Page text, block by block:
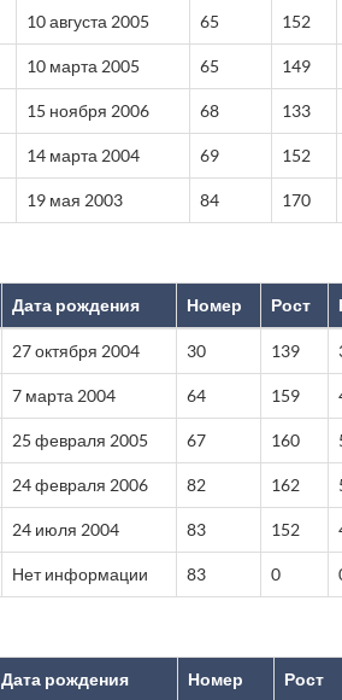
10 августа 2005 65 152
10 марта 2005 65 149
15 ноября 2006 68 133
14 марта 2004 69 152
19 мая 2003 84 170
Дата рождения Номер Рост
27 октября 2004 30 139
7 марта 2004 64 159
25 февраля 2005 67 160
24 февраля 2006 82 162
24 июля 2004 83 152
Нет информации 83 0
Дата рождения Номер Рост